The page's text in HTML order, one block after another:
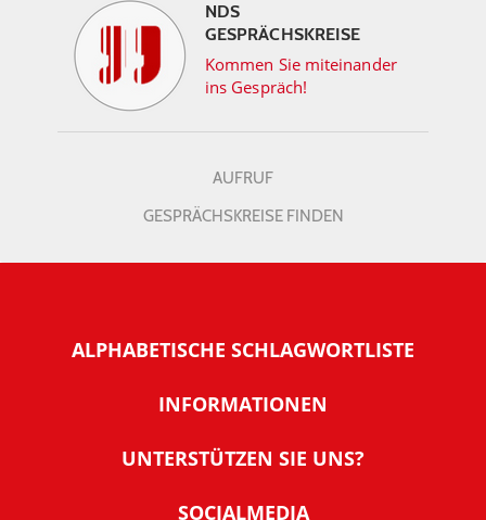
NDS
GESPRÄCHSKREISE
Kommen Sie miteinander
ins Gespräch!
AUFRUF
GESPRÄCHSKREISE FINDEN
ALPHABETISCHE SCHLAGWORTLISTE
INFORMATIONEN
Warum NachDenkSeiten
UNTERSTÜTZEN SIE UNS?
SOCIALMEDIA